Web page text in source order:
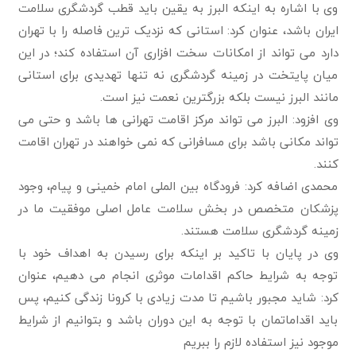
وی با اشاره به اینکه البرز به یقین باید قطب گردشگری سلامت
ایران باشد، عنوان کرد: استانی که نزدیک ترین فاصله را با تهران
دارد می تواند از امکانات سخت افزاری آن استفاده کند؛ در این
میان پایتخت در زمینه گردشگری نه تنها تهدیدی برای استانی
مانند البرز نیست بلکه بزرگترین نعمت نیز است.
وی افزود: البرز می تواند مرکز اقامت تهرانی ها باشد و حتی می
تواند مکانی باشد برای مسافرانی که نمی خواهند در تهران اقامت
کنند.
محمدی اضافه کرد: فرودگاه بین الملی امام خمینی و پیام، وجود
پزشکان متخصص در بخش سلامت عامل اصلی موفقیت ما در
زمینه گردشگری سلامت هستند.
وی در پایان با تاکید بر اینکه برای رسیدن به اهداف خود با
توجه به شرایط حاکم اقدامات موثری انجام می دهیم، عنوان
کرد: شاید مجبور باشیم تا مدت زیادی با کرونا زندگی کنیم، پس
باید اقداماتمان با توجه به این دوران باشد و بتوانیم از شرایط
موجود نیز استفاده لازم را ببریم